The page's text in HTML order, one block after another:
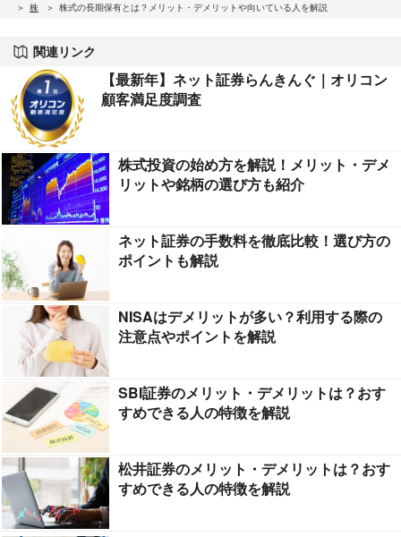
株
株式の長期保有とは？メリット・デメリットや向いている人を解説
関連リンク
【最新年】ネット証券らんきんぐ｜オリコン
顧客満足度調査
株式投資の始め方を解説！メリット・デメ
リットや銘柄の選び方も紹介
ネット証券の手数料を徹底比較！選び方の
ポイントも解説
NISAはデメリットが多い？利用する際の
注意点やポイントを解説
SBI証券のメリット・デメリットは？おす
すめできる人の特徴を解説
松井証券のメリット・デメリットは？おす
すめできる人の特徴を解説